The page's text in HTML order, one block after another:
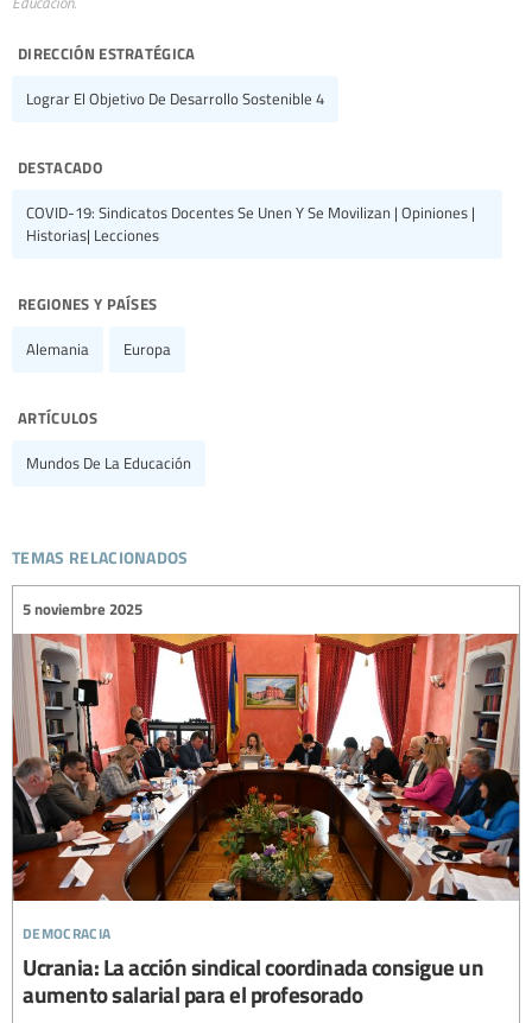
dirección estratégica
Lograr El Objetivo De Desarrollo Sostenible 4
destacado
COVID-19: Sindicatos Docentes Se Unen Y Se Movilizan | Opiniones |
Historias| Lecciones
regiones y países
Alemania Europa
artículos
Mundos De La Educación
temas relacionados
democracia
5 noviembre 2025
Ucrania: La acción sindical coordinada consigue un
aumento salarial para el profesorado